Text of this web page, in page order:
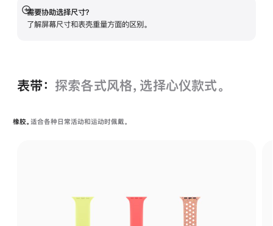
需要协助选择尺寸？
了解屏幕尺寸和表壳重量方面的区别。
展
开
表带： 探索各式风格，选择心仪款式。
橡胶。 适合各种日常活动和运动时佩戴。